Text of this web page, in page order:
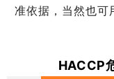
准依据，当然也可
HACCP